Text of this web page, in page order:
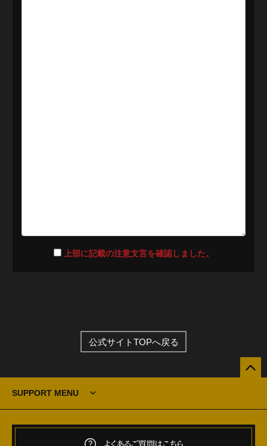
上部に記載の注意文言を確認しました。
公式サイトTOPへ戻る
SUPPORT MENU
よくあるご質問はこちら